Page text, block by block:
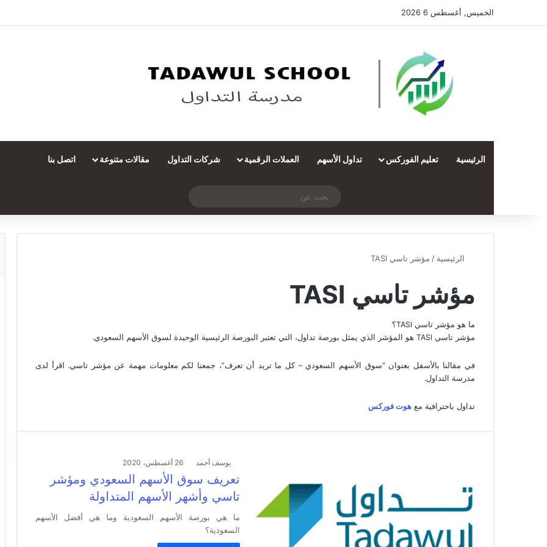
الخميس, أغسطس 6 2026
الرئيسية تعليم الفوركس تداول الأسهم العملات الرقمية شركات التداول مقالات متنوعة اتصل بنا
تسجيل الدخول
مقال عشوائي
عن
الرئيسية / مؤشر تاسي TASI
مؤشر تاسي TASI
ما هو مؤشر تاسي TASI؟
مؤشر تاسي TASI هو المؤشر الذي يمثل بورصة تداول، التي تعتبر البورصة الرئيسية الوحيدة لسوق الأسهم السعودي.
في مقالنا بالأسفل بعنوان “سوق الأسهم السعودي – كل ما تريد أن تعرف”، جمعنا لكم معلومات مهمة عن مؤشر تاسي. اقرأ لدى
مدرسة التداول.
تداول باحترافية مع هوت فوركس
يوسف أحمد 26 أغسطس، 2020
تعريف سوق الأسهم السعودي ومؤشر
تاسي وأشهر الأسهم المتداولة
ما هي بورصة الأسهم السعودية وما هي أفضل الأسهم
السعودية؟